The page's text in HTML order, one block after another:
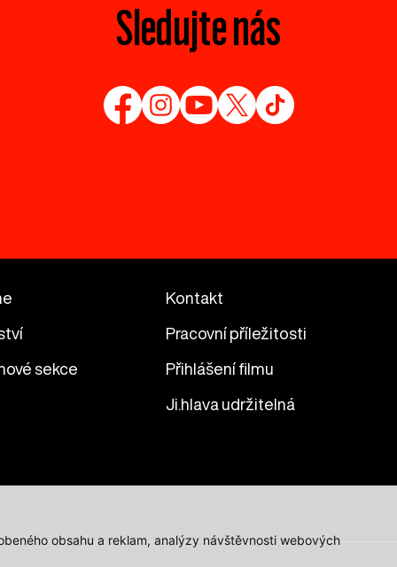
obsahu a reklam, analýzy návštěvnosti webových
Sledujte nás
Kontakt
Pracovní příležitosti
sekce Přihlášení filmu
Ji.hlava udržitelná